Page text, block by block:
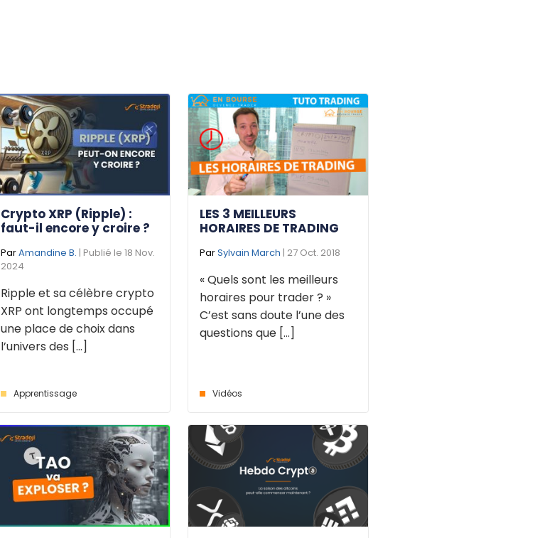
Crypto XRP (Ripple) :
faut-il encore y croire ?
ParAmandine B. | Publié le 18 Nov.
2024
Ripple et sa célèbre crypto
XRP ont longtemps occupé
une place de choix dans
l’univers des [...]
Apprentissage
LES 3 MEILLEURS
HORAIRES DE TRADING
ParSylvain March | 27 Oct. 2018
« Quels sont les meilleurs
horaires pour trader ? »
C’est sans doute l’une des
questions que [...]
Vidéos